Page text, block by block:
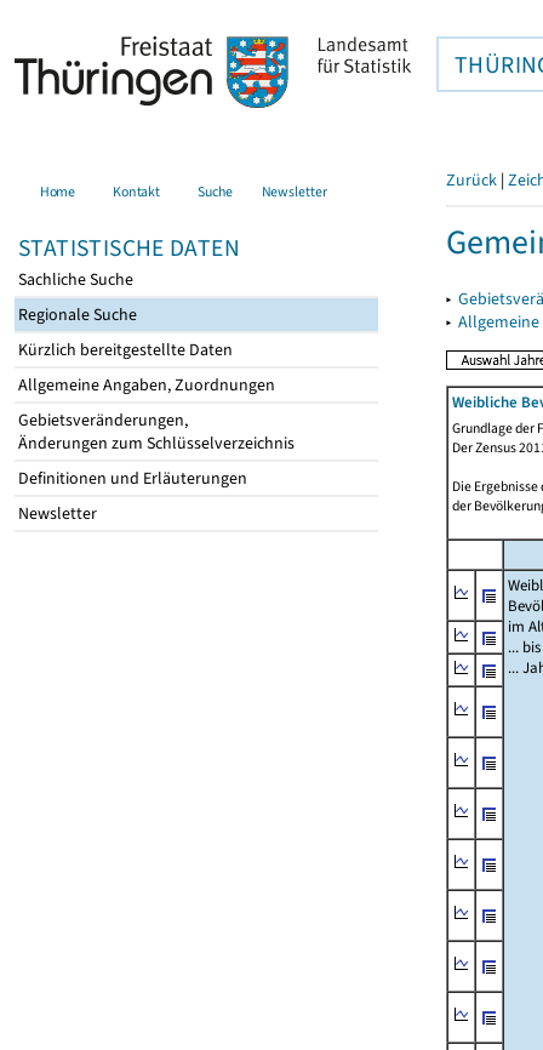
Home Kontakt Suche Newsletter
STATISTISCHE DATEN
Sachliche Suche
Regionale Suche
Kürzlich bereitgestellte Daten
Allgemeine Angaben, Zuordnungen
Gebietsveränderungen,
Änderungen zum Schlüsselverzeichnis
Definitionen und Erläuterungen
Newsletter
Zurück |
▸
▸
Weibliche
Grundlage der
Der Zensus
Die
der
im
...
...